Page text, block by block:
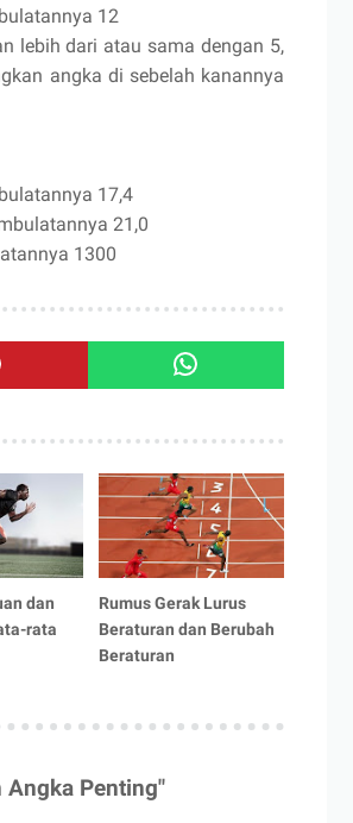
12
lebih dari atau sama dengan 5,
angka di sebelah kanannya
17,4
21,0
1300
dan
rata
Rumus Gerak Lurus
Beraturan dan Berubah
Beraturan
Angka Penting"